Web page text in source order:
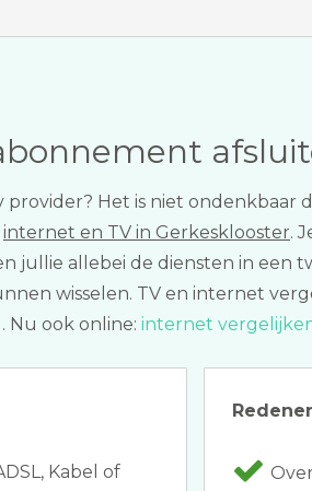
Het is niet ondenkbaar
internet en TV in Gerkesklooster.
jullie allebei de diensten in een
wisselen. TV en internet
ook online: internet
Kabel of